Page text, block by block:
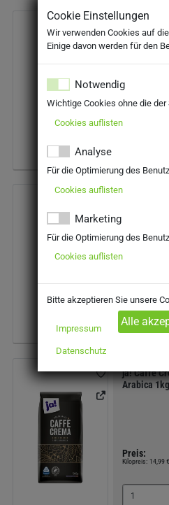
ja! Caffè
Röstkaffee
Preis:
ja! Caffè
Arabica
Preis:
Kilopreis: 14,99
Cookie Einstellungen
Wir verwenden Cookies auf
Einige davon werden für den
Notwendig
Wichtige Cookies ohne die
Cookies auflisten
Analyse
Für die Optimierung des
Cookies auflisten
Marketing
Für die Optimierung des
Cookies auflisten
Bitte akzeptieren Sie unsere
Impressum
Datenschutz